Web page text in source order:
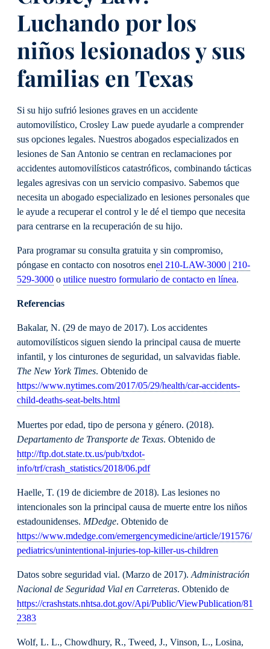
Luchando por los
niños lesionados y sus
familias en Texas
Si su hijo sufrió lesiones graves en un accidente
automovilístico, Crosley Law puede ayudarle a comprender
sus opciones legales. Nuestros abogados especializados en
lesiones de San Antonio se centran en reclamaciones por
accidentes automovilísticos catastróficos, combinando tácticas
legales agresivas con un servicio compasivo. Sabemos que
necesita un abogado especializado en lesiones personales que
le ayude a recuperar el control y le dé el tiempo que necesita
para centrarse en la recuperación de su hijo.
Para programar su consulta gratuita y sin compromiso,
póngase en contacto con nosotros enel 210-LAW-3000 | 210-
529-3000 o utilice nuestro formulario de contacto en línea.
Referencias
Bakalar, N. (29 de mayo de 2017). Los accidentes
automovilísticos siguen siendo la principal causa de muerte
infantil, y los cinturones de seguridad, un salvavidas fiable.
The New York Times. Obtenido de
https://www.nytimes.com/2017/05/29/health/car-accidents-
child-deaths-seat-belts.html
Muertes por edad, tipo de persona y género. (2018).
Departamento de Transporte de Texas. Obtenido de
http://ftp.dot.state.tx.us/pub/txdot-
info/trf/crash_statistics/2018/06.pdf
Haelle, T. (19 de diciembre de 2018). Las lesiones no
intencionales son la principal causa de muerte entre los niños
estadounidenses. MDedge. Obtenido de
https://www.mdedge.com/emergencymedicine/article/191576/
pediatrics/unintentional-injuries-top-killer-us-children
Datos sobre seguridad vial. (Marzo de 2017).Administración
Nacional de Seguridad Vial en Carreteras. Obtenido de
https://crashstats.nhtsa.dot.gov/Api/Public/ViewPublication/81
2383
Wolf, L. L., Chowdhury, R., Tweed, J., Vinson, L., Losina,